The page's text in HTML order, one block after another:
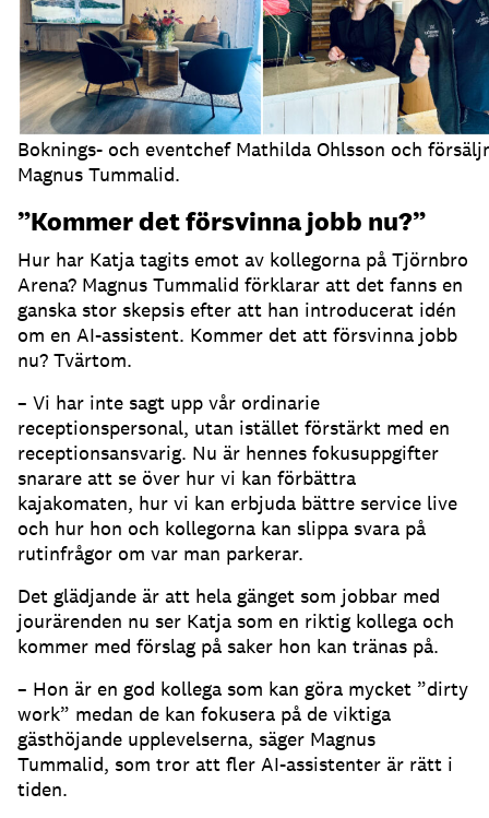
Boknings- och eventchef Mathilda Ohlsson och
Magnus Tummalid.
”Kommer det försvinna jobb nu?”
Hur har Katja tagits emot av kollegorna på Tjörnbro
Arena? Magnus Tummalid förklarar att det fanns en
ganska stor skepsis efter att han introducerat idén
om en AI-assistent. Kommer det att försvinna jobb
nu? Tvärtom.
– Vi har inte sagt upp vår ordinarie
receptionspersonal, utan istället förstärkt med en
receptionsansvarig. Nu är hennes fokusuppgifter
snarare att se över hur vi kan förbättra
kajakomaten, hur vi kan erbjuda bättre service live
och hur hon och kollegorna kan slippa svara på
rutinfrågor om var man parkerar.
Det glädjande är att hela gänget som jobbar med
jourärenden nu ser Katja som en riktig kollega och
kommer med förslag på saker hon kan tränas på.
– Hon är en god kollega som kan göra mycket ”dirty
work” medan de kan fokusera på de viktiga
gästhöjande upplevelserna, säger Magnus
Tummalid, som tror att fler AI-assistenter är rätt i
tiden.